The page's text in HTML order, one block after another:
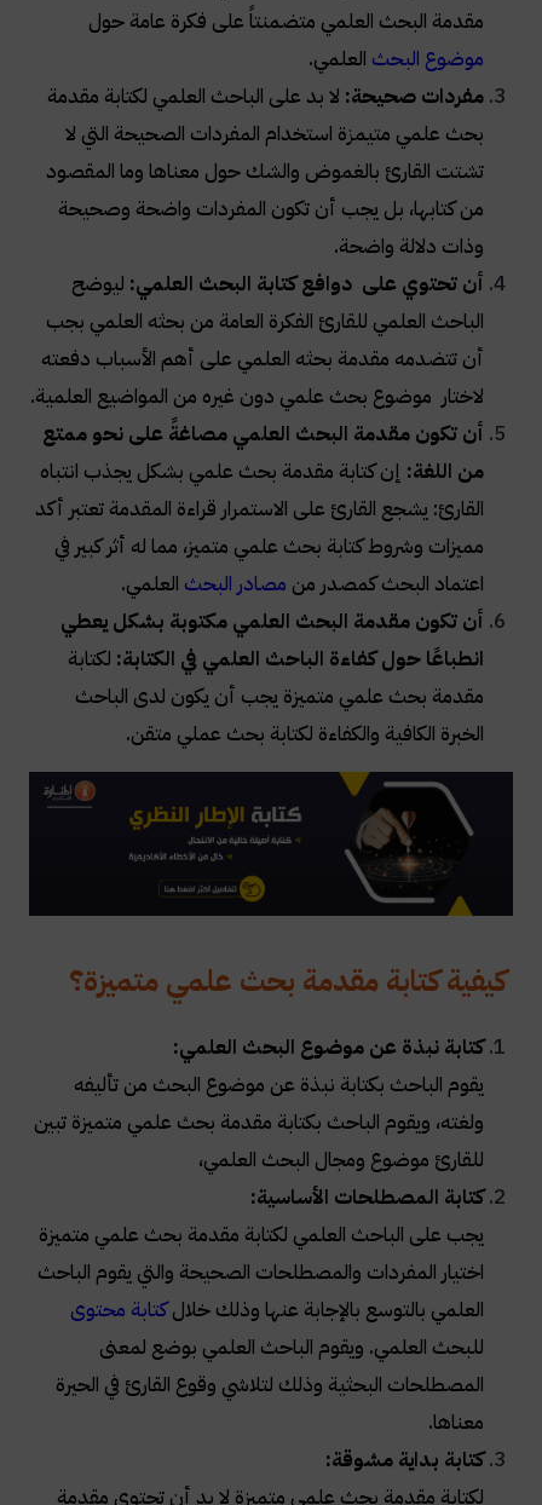
مقدمة البحث العلمي متضمنتاً على فكرة عامة حول
موضوع البحث العلمي.
مفردات صحيحة: لا بد على الباحث العلمي لكتابة مقدمة
بحث علمي متيمزة استخدام المفردات الصحيحة التي لا
تشتت القارئ بالغموض والشك حول معناها وما المقصود
من كتابها، بل يجب أن تكون المفردات واضحة وصحيحة
وذات دلالة واضحة.
أن تحتوي على دوافع كتابة البحث العلمي: ليوضح
الباحث العلمي للقارئ الفكرة العامة من بحثه العلمي بجب
أن تتضدمه مقدمة بحثه العلمي على أهم الأسباب دفعته
لاختار موضوع بحث علمي دون غيره من المواضيع العلمية.
أن تكون مقدمة البحث العلمي مصاغةً على نحو ممتع
من اللغة: إن كتابة مقدمة بحث علمي بشكل يجذب انتباه
القارئ: يشجع القارئ على الاستمرار قراءة المقدمة تعتبر أكد
مميزات وشروط كتابة بحث علمي متميز، مما له أثر كبير في
اعتماد البحث كمصدر من مصادر البحث العلمي.
أن تكون مقدمة البحث العلمي مكتوبة بشكل يعطي
انطباعًا حول كفاءة الباحث العلمي في الكتابة: لكتابة
مقدمة بحث علمي متميزة يجب أن يكون لدى الباحث
الخبرة الكافية والكفاءة لكتابة بحث عملي متقن.
كيفية كتابة مقدمة بحث علمي متميزة؟
كتابة نبذة عن موضوع البحث العلمي:
يقوم الباحث بكتابة نبذة عن موضوع البحث من تأليفه
ولغته، ويقوم الباحث بكتابة مقدمة بحث علمي متميزة تبين
للقارئ موضوع ومجال البحث العلمي،
كتابة المصطلحات الأساسية:
يجب على الباحث العلمي لكتابة مقدمة بحث علمي متميزة
اختيار المفردات والمصطلحات الصحيحة والتي يقوم الباحث
العلمي بالتوسع بالإجابة عنها وذلك خلالكتابة محتوى
للبحث العلمي. ويقوم الباحث العلمي بوضع لمعنى
المصطلحات البحثية وذلك لتلاشي وقوع القارئ في الحيرة
معناها.
كتابة بداية مشوقة:
لكتابة مقدمة بحث علمي متميزة لا بد أن تحتوي مقدمة